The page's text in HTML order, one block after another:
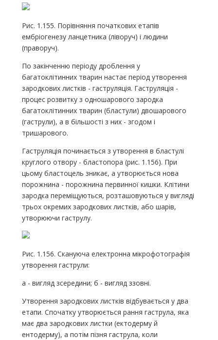
Рис. 1.155. Порівняння початкових етапів
ембріогенезу ланцетника (ліворуч) і людини
(праворуч).
По закінченню періоду дроблення у
багатоклітинних тварин настає період утворення
зародкових листків - гаструляція. Гаструляція -
процес розвитку з одношарового зародка
багатоклітинних тварин (бластули) двошарового
(гаструли), а в більшості з них - згодом і
тришарового.
Гаструляція починається з утворення в бластулі
круглого отвору - бластопора (рис. 1.156). При
цьому бластоцель зникає, а утворюється нова
порожнина - порожнина первинної кишки. Клітини
зародка переміщуються, розташовуються у вигляді
трьох окремих зародкових листків, або шарів,
утворюючи гаструлу.
Рис. 1.156. Скануюча електронна мікрофотографія
утворення гаструли:
а - вигляд зсередини; б - вигляд ззовні.
Утворення зародкових листків відбувається у два
етапи. Спочатку утворюється рання гаструла, яка
має два зародкових листки (ектодерму й
ентодерму), а потім пізня гаструла, коли